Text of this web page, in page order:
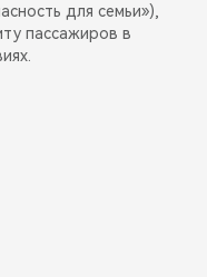
для семьи»),
пассажиров в